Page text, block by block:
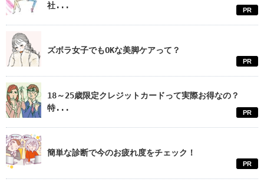
社...
PR
ズボラ女子でもOKな美脚ケアって？
PR
18～25歳限定クレジットカードって実際お得なの？
特...
PR
簡単な診断で今のお疲れ度をチェック！
PR